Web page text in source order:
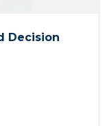
Decision